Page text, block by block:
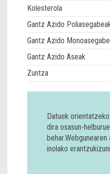
Kolesterola
Gantz Azido
Gantz Azido
Gantz Azido Aseak
Zuntza
Datuek
dira osasun-
inolako